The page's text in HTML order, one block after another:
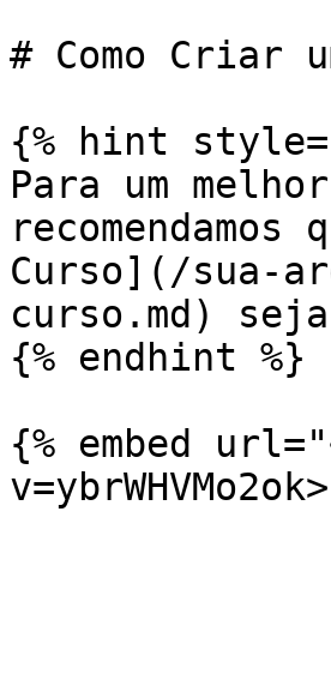
# Como Criar
{% hint
Para um
Curso](/sua-
curso.md)
{% endhint %}
{% embed